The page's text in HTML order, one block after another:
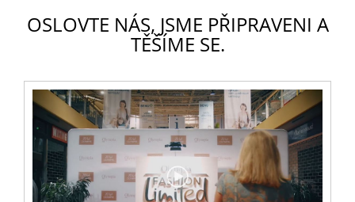
OSLOVTE NÁS, JSME PŘIPRAVENI A
TĚŠÍME SE.
Video
přehrávač